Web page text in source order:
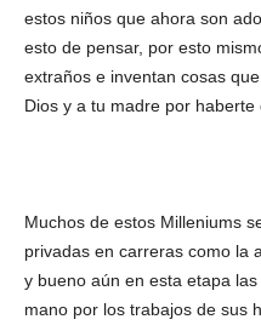
estos niños que ahora son
esto de pensar, por esto
extraños e inventan cosas
Dios y a tu madre por haberte
Muchos de estos Milleniums
privadas en carreras como la
y bueno aún en esta etapa
mano por los trabajos de sus